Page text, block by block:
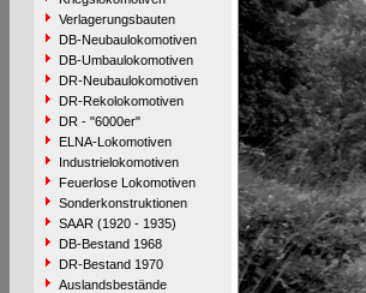
Verlagerungsbauten
DB-Neubaulokomotiven
DB-Umbaulokomotiven
DR-Neubaulokomotiven
DR-Rekolokomotiven
DR - "6000er"
ELNA-Lokomotiven
Industrielokomotiven
Feuerlose Lokomotiven
Sonderkonstruktionen
SAAR (1920 - 1935)
DB-Bestand 1968
DR-Bestand 1970
Auslandsbestände